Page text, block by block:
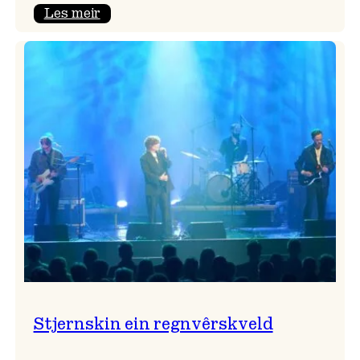
Les meir:
&
Haltli
Stjernskin ein regnvêrskveld